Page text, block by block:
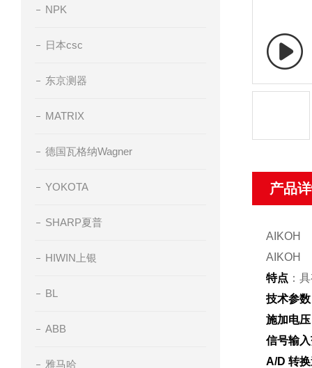
NPK
日本csc
东京测器
MATRIX
德国瓦格纳Wagner
YOKOTA
SHARP夏普
HIWIN上银
BL
ABB
雅马哈
产品
AIKOH
AIKOH
特点 ：
技术参数
施加电压
信号输
A/D 转